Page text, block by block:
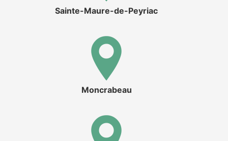
Sainte-Maure-de-Peyriac
Moncrabeau